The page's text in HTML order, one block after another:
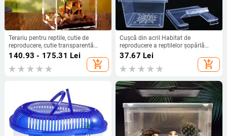
Terariu pentru reptile, cutie de
reproducere, cutie transparentă
pentru reptile, cușcă nano arboreală
pentru tarantule, dragon barbos
140.93 - 175.31 Lei
add_shopping_cart
Cușcă din acril Habitat de
reproducere a reptilelor șopârlă
șarpe amfibieni broaște păianjen
Cutii transparente insecte animale
terariu respirabil
37.67 Lei
add_shopping_cart